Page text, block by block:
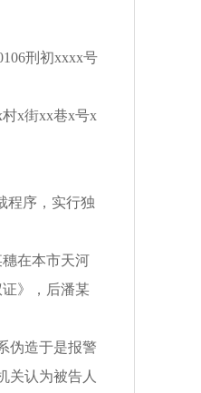
刑初xxxx号
x街xx巷x号x
程序，实行独
在本市天河
》，后潘某
伪造于是报警
关认为被告人